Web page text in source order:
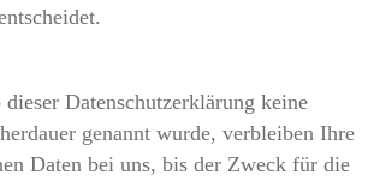
Datenschutzerklärung keine
genannt wurde, verbleiben Ihre
Daten bei uns, bis der Zweck für die